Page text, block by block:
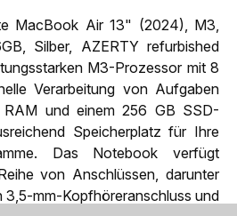
MacBook Air 13" (2024), M3,
Silber, AZERTY refurbished
M3-Prozessor mit 8
Verarbeitung von Aufgaben
und einem 256 GB SSD-
Speicherplatz für Ihre
Das Notebook verfügt
von Anschlüssen, darunter
3,5-mm-Kopfhöreranschluss und